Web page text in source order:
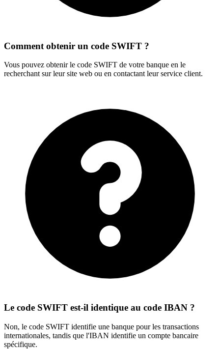
Comment obtenir un code SWIFT ?
Vous pouvez obtenir le code SWIFT de votre banque en le
recherchant sur leur site web ou en contactant leur service client.
Le code SWIFT est-il identique au code IBAN ?
Non, le code SWIFT identifie une banque pour les transactions
internationales, tandis que l'IBAN identifie un compte bancaire
spécifique.